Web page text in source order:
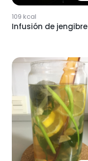
109 kcal
Infusión de jengibre